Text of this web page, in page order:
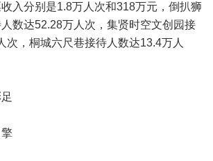
入分别是1.8万人次和318万元，倒扒狮
数达52.28万人次，集贤时空文创园接
次，桐城六尺巷接待人数达13.4万人